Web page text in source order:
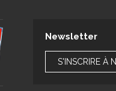
Newsletter
S'INSCRIRE À